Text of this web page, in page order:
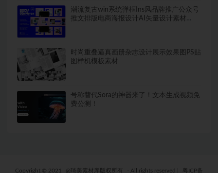
潮流复古win系统弹框Ins风品牌推广公众号
推文排版电商海报设计AI矢量设计素材
时尚重叠逼真画册杂志设计展示效果图PS贴
图样机模板素材
号称替代Sora的神器来了！文本生成视频免
费公测！
Copyright © 2021 @琦美素材库版权所有 - All rights reserved 粤ICP备